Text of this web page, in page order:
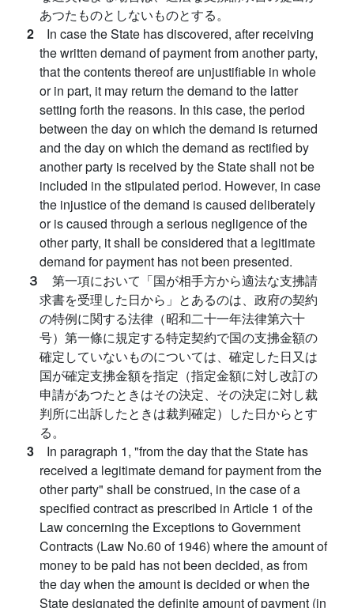
あつたものとしないものとする。
2 In case the State has discovered, after receiving
the written demand of payment from another party,
that the contents thereof are unjustifiable in whole
or in part, it may return the demand to the latter
setting forth the reasons. In this case, the period
between the day on which the demand is returned
and the day on which the demand as rectified by
another party is received by the State shall not be
included in the stipulated period. However, in case
the injustice of the demand is caused deliberately
or is caused through a serious negligence of the
other party, it shall be considered that a legitimate
demand for payment has not been presented.
３ 第一項において「国が相手方から適法な支拂請
求書を受理した日から」とあるのは、政府の契約
の特例に関する法律（昭和二十一年法律第六十
号）第一條に規定する特定契約で国の支拂金額の
確定していないものについては、確定した日又は
国が確定支拂金額を指定（指定金額に対し改訂の
申請があつたときはその決定、その決定に対し裁
判所に出訴したときは裁判確定）した日からとす
る。
3 In paragraph 1, "from the day that the State has
received a legitimate demand for payment from the
other party" shall be construed, in the case of a
specified contract as prescribed in Article 1 of the
Law concerning the Exceptions to Government
Contracts (Law No.60 of 1946) where the amount of
money to be paid has not been decided, as from
the day when the amount is decided or when the
State designated the definite amount of payment (in